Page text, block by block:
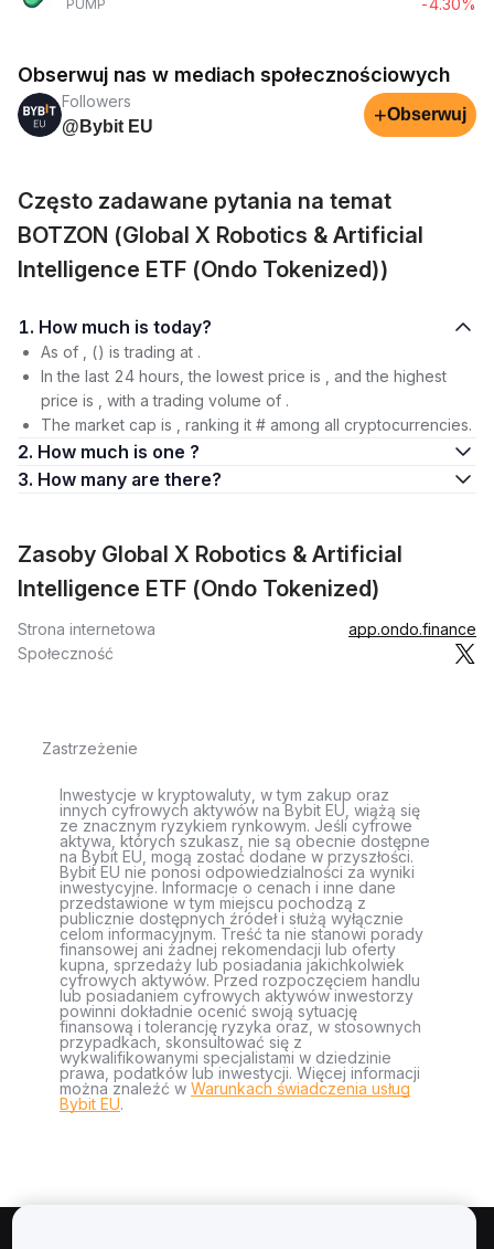
PUMP
-4.30%
Obserwuj nas w mediach społecznościowych
Followers
@Bybit EU
+Obserwuj
Często zadawane pytania na temat
BOTZON (Global X Robotics & Artificial
Intelligence ETF (Ondo Tokenized))
1. How much is today?
As of , () is trading at .
In the last 24 hours, the lowest price is , and the highest
price is , with a trading volume of .
The market cap is , ranking it # among all cryptocurrencies.
2. How much is one ?
3. How many are there?
Zasoby Global X Robotics & Artificial
Intelligence ETF (Ondo Tokenized)
Strona internetowa
app.ondo.finance
Społeczność
Zastrzeżenie
Inwestycje w kryptowaluty, w tym zakup oraz
innych cyfrowych aktywów na Bybit EU, wiążą się
ze znacznym ryzykiem rynkowym. Jeśli cyfrowe
aktywa, których szukasz, nie są obecnie dostępne
na Bybit EU, mogą zostać dodane w przyszłości.
Bybit EU nie ponosi odpowiedzialności za wyniki
inwestycyjne. Informacje o cenach i inne dane
przedstawione w tym miejscu pochodzą z
publicznie dostępnych źródeł i służą wyłącznie
celom informacyjnym. Treść ta nie stanowi porady
finansowej ani żadnej rekomendacji lub oferty
kupna, sprzedaży lub posiadania jakichkolwiek
cyfrowych aktywów. Przed rozpoczęciem handlu
lub posiadaniem cyfrowych aktywów inwestorzy
powinni dokładnie ocenić swoją sytuację
finansową i tolerancję ryzyka oraz, w stosownych
przypadkach, skonsultować się z
wykwalifikowanymi specjalistami w dziedzinie
prawa, podatków lub inwestycji. Więcej informacji
można znaleźć w Warunkach świadczenia usług
Bybit EU.